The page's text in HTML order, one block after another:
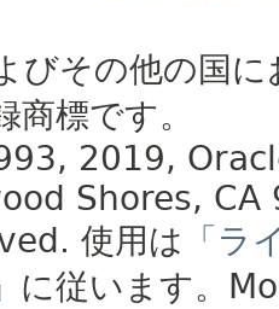
びその他の国
標です。
2019,
Shores, CA
使用は 「ラ
に従います。